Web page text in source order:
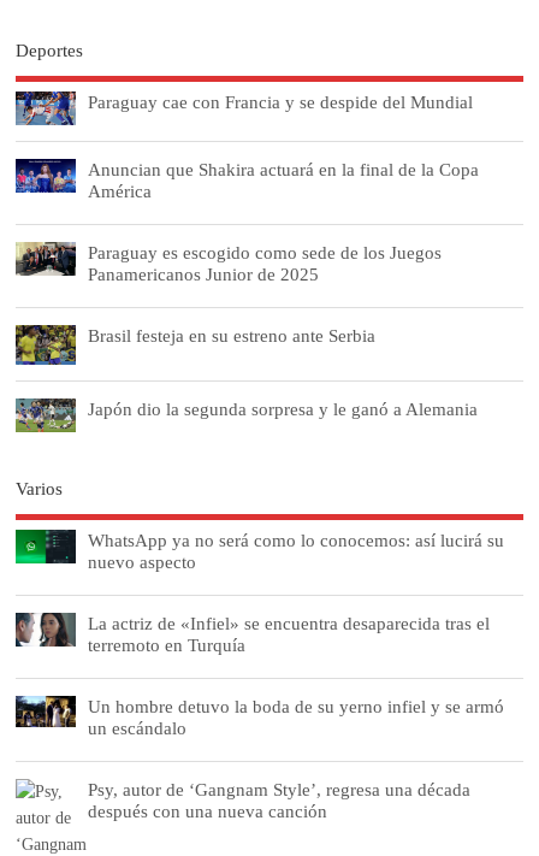
Deportes
Paraguay cae con Francia y se despide del Mundial
Anuncian que Shakira actuará en la final de la Copa
América
Paraguay es escogido como sede de los Juegos
Panamericanos Junior de 2025
Brasil festeja en su estreno ante Serbia
Japón dio la segunda sorpresa y le ganó a Alemania
Varios
WhatsApp ya no será como lo conocemos: así lucirá su
nuevo aspecto
La actriz de «Infiel» se encuentra desaparecida tras el
terremoto en Turquía
Un hombre detuvo la boda de su yerno infiel y se armó
un escándalo
Psy, autor de ‘Gangnam Style’, regresa una década
después con una nueva canción